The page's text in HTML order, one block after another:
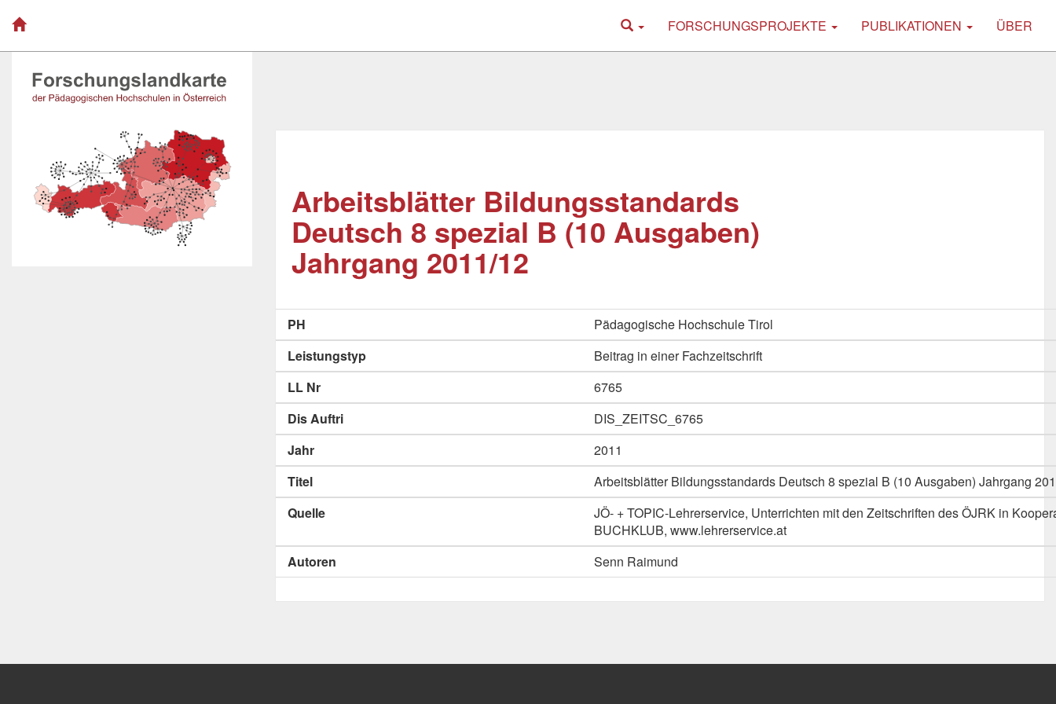
FORSCHUNGSPROJEKTE PUBLIKATIONEN ÜBER
Arbeitsblätter Bildungsstandards
Deutsch 8 spezial B (10 Ausgaben)
Jahrgang 2011/12
PH
Pädagogische Hochschule Tirol
Leistungstyp
Beitrag in einer Fachzeitschrift
LL Nr
6765
Dis Auftri
DIS_ZEITSC_6765
Jahr
2011
Titel
Arbeitsblätter Bildungsstandards Deutsch 8 spezial B (10 Ausgaben) Jahrgang
Quelle
JÖ- + TOPIC-Lehrerservice, Unterrichten mit den Zeitschriften des ÖJRK in
BUCHKLUB, www.lehrerservice.at
Autoren
Senn Raimund